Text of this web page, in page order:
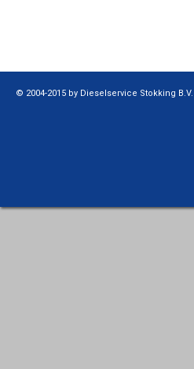
© 2004-2015 by Dieselservice Stokking B.V.